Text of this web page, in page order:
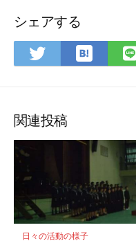
シェアする
Twitter
で
ア
は
て
ク
マ
ク
に
保
関連投稿
日々の活動の様子